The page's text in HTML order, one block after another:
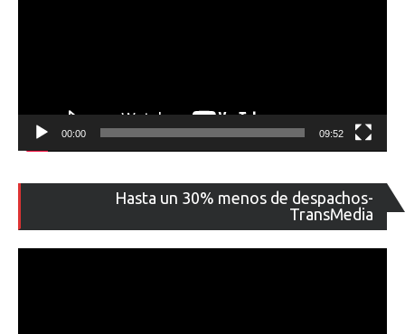
00:00 09:52
Hasta un 30% menos de despachos-
TransMedia
de